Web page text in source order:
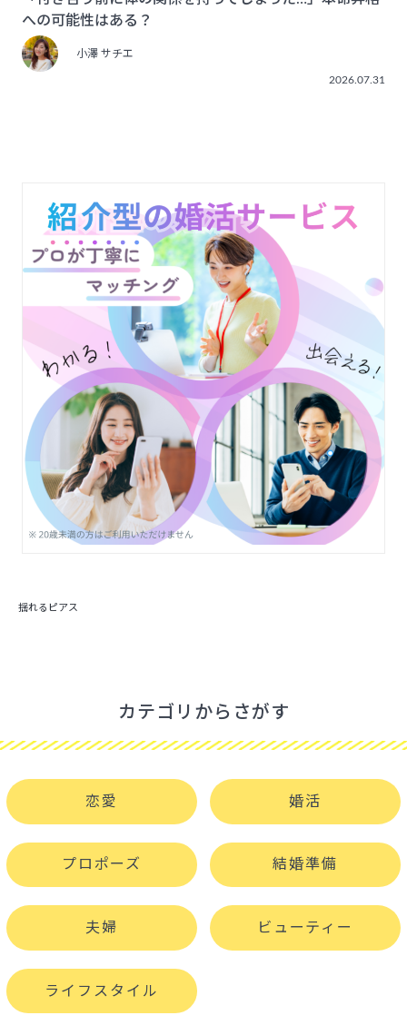
への可能性はある？
小澤 サチエ
2026.07.31
揺れるピアス
カテゴリからさがす
恋愛 婚活
プロポーズ 結婚準備
夫婦 ビューティー
ライフスタイル